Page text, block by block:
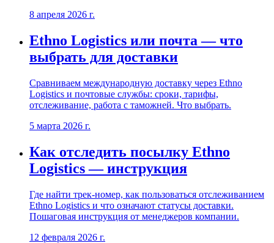
8 апреля 2026 г.
Ethno Logistics или почта — что
выбрать для доставки
Сравниваем международную доставку через Ethno
Logistics и почтовые службы: сроки, тарифы,
отслеживание, работа с таможней. Что выбрать.
5 марта 2026 г.
Как отследить посылку Ethno
Logistics — инструкция
Где найти трек-номер, как пользоваться отслеживанием
Ethno Logistics и что означают статусы доставки.
Пошаговая инструкция от менеджеров компании.
12 февраля 2026 г.